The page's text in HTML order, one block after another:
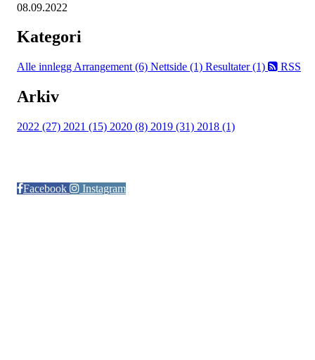
08.09.2022
Kategori
Alle innlegg Arrangement (6) Nettside (1) Resultater (1) RSS
Arkiv
2022 (27) 2021 (15) 2020 (8) 2019 (31) 2018 (1)
Facebook
Instagram